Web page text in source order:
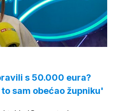
s 50.000 eura?
sam obećao župniku'